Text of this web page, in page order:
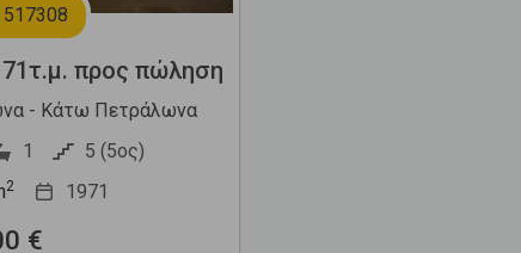
517308
71τ.μ. προς πώληση
- Κάτω Πετράλωνα
1
5 (5ος)
2 1971
€